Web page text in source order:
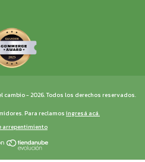
cambio - 2026. Todos los derechos reservados.
Para reclamos ingresá acá.
arrepentimiento